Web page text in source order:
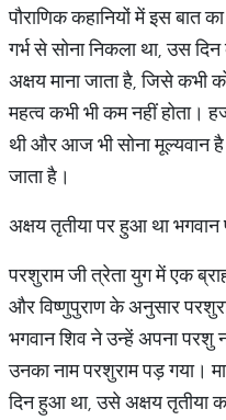
पौराणिक कहानियों में इस बात
गर्भ से सोना निकला था, उस दिन
अक्षय माना जाता है, जिसे कभी
महत्व कभी भी कम नहीं होता।
थी और आज भी सोना मूल्यवान
जाता है।
​अक्षय तृतीया पर हुआ था
परशुराम जी त्रेता युग में एक
और विष्णुपुराण के अनुसार
भगवान शिव ने उन्हें अपना परशु
उनका नाम परशुराम पड़ गया।
दिन हुआ था, उसे अक्षय तृतीया